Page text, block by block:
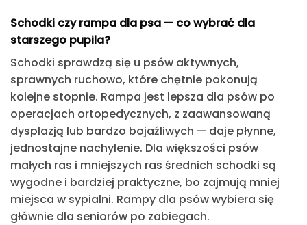
Schodki czy rampa dla psa — co wybrać dla
starszego pupila?
Schodki sprawdzą się u psów aktywnych,
sprawnych ruchowo, które chętnie pokonują
kolejne stopnie. Rampa jest lepsza dla psów po
operacjach ortopedycznych, z zaawansowaną
dysplazją lub bardzo bojaźliwych — daje płynne,
jednostajne nachylenie. Dla większości psów
małych ras i mniejszych ras średnich schodki są
wygodne i bardziej praktyczne, bo zajmują mniej
miejsca w sypialni. Rampy dla psów wybiera się
głównie dla seniorów po zabiegach.